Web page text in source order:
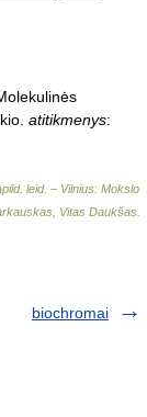
atitikmenys:
leid. – Vilnius: Mokslo
Vitas Daukšas
biochromai